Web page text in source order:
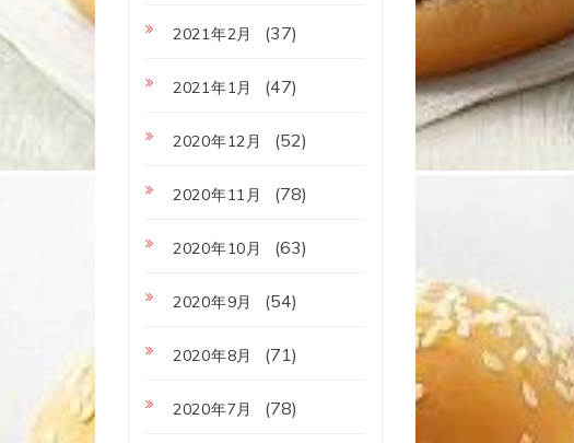
2021年2月 (37)
2021年1月 (47)
2020年12月 (52)
2020年11月 (78)
2020年10月 (63)
2020年9月 (54)
2020年8月 (71)
2020年7月 (78)